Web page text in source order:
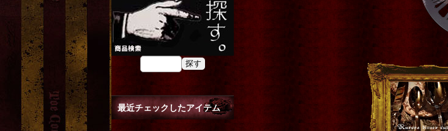
最近チェックしたアイテム